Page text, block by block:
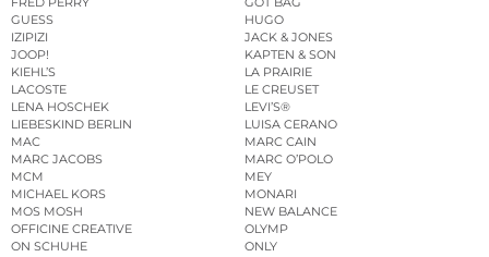
GUESS
HUGO
IZIPIZI
JACK & JONES
JOOP!
KAPTEN & SON
KIEHL’S
LA PRAIRIE
LACOSTE
LE CREUSET
LENA HOSCHEK
LEVI’S®
LIEBESKIND BERLIN
LUISA CERANO
MAC
MARC CAIN
MARC JACOBS
MARC O’POLO
MCM
MEY
MICHAEL KORS
MONARI
MOS MOSH
NEW BALANCE
OFFICINE CREATIVE
OLYMP
ON SCHUHE
ONLY